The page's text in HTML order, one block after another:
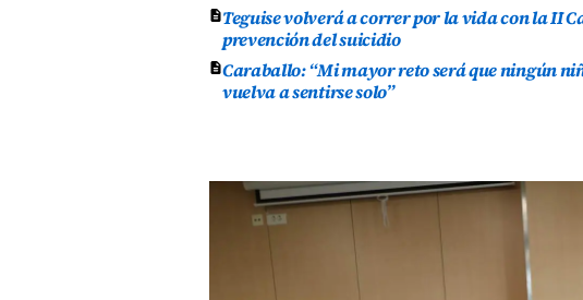
Teguise volverá a correr por la vida con la II
prevención del suicidio
Caraballo: “Mi mayor reto será que ningún
vuelva a sentirse solo”